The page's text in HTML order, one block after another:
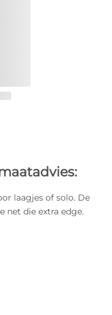
laagjes of solo. De
net die extra edge.